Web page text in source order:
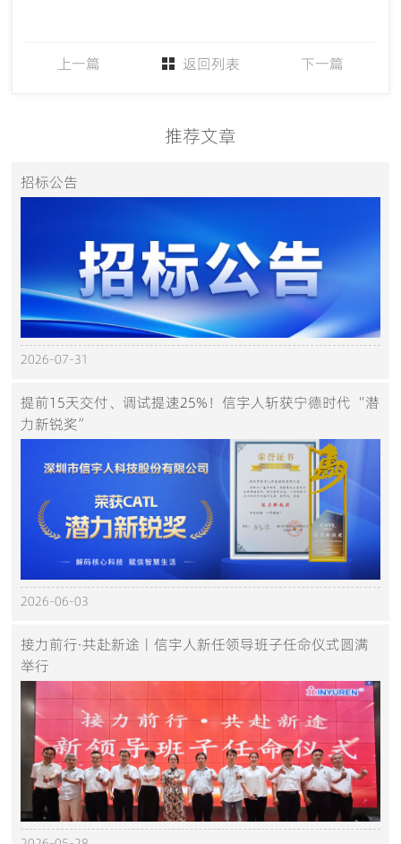
上一篇 返回列表 下一篇
推荐文章
招标公告
2026-07-31
提前15天交付、调试提速25%！信宇人斩获宁德时代“潜
力新锐奖”
2026-06-03
接力前行·共赴新途丨信宇人新任领导班子任命仪式圆满
举行